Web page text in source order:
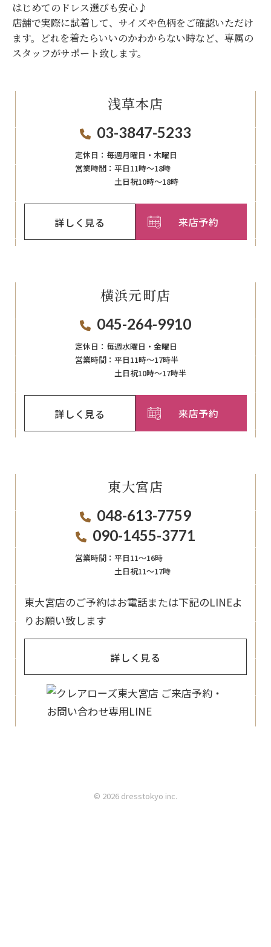
はじめてのドレス選びも安心♪
店舗で実際に試着して、サイズや色柄をご確認いただけ
ます。
どれを着たらいいのかわからない時など、専属の
スタッフがサポート致します。
浅草本店
03-3847-5233
定休日： 毎週月曜日・木曜日
営業時間： 平日11時～18時
土日祝10時～18時
詳しく見る 来店予約
横浜元町店
045-264-9910
定休日： 毎週⽔曜⽇‧⾦曜⽇
営業時間： 平日11時～17時半
土日祝10時～17時半
詳しく見る 来店予約
東大宮店
048-613-7759
090-1455-3771
営業時間： 平日11〜16時
土日祝11〜17時
東大宮店のご予約はお電話または下記のLINEよ
りお願い致します
詳しく見る
© 2026 dresstokyo inc.